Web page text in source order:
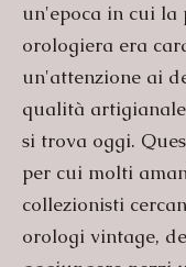
un'epoca in cui la
orologiera era
un'attenzione ai
qualità
si trova oggi.
per cui molti
collezionisti
orologi vintage,